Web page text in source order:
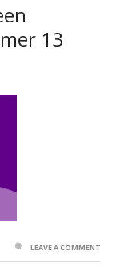
13
LEAVE A COMMENT